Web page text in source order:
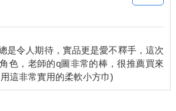
是令人期待，實品更是愛不釋手，這次
色，老師的q圖非常的棒，很推薦買來